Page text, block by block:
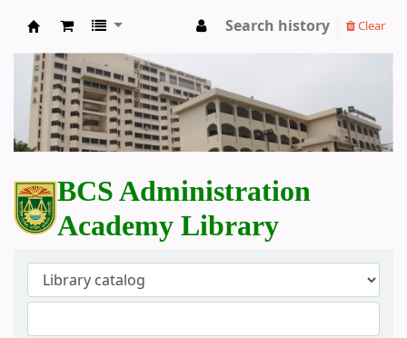
BCS Administration Academy Library
Search history Clear
BCS Administration
Academy Library